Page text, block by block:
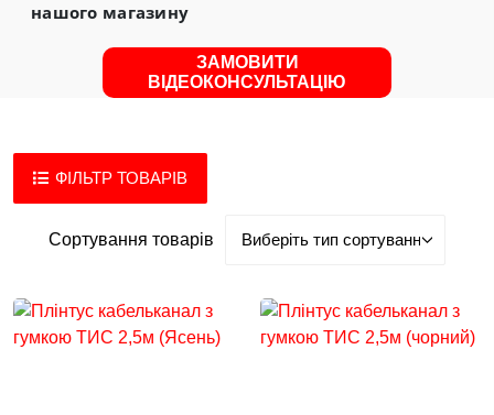
нашого магазину
ЗАМОВИТИ
ВІДЕОКОНСУЛЬТАЦІЮ
ФІЛЬТР ТОВАРІВ
Сортування товарів